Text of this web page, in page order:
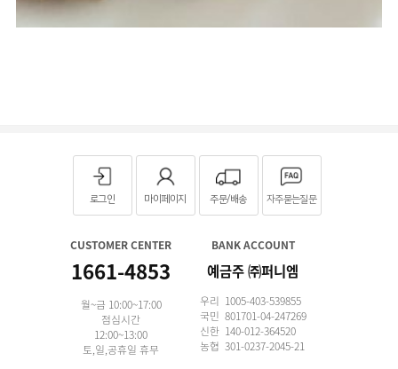
로그인 마이페이지 주문/배송 자주묻는질문
CUSTOMER CENTER
1661-4853
월~금 10:00~17:00
점심시간
12:00~13:00
토,일,공휴일 휴무
BANK ACCOUNT
예금주 ㈜퍼니엠
우리 1005-403-539855
국민 801701-04-247269
신한 140-012-364520
농협 301-0237-2045-21